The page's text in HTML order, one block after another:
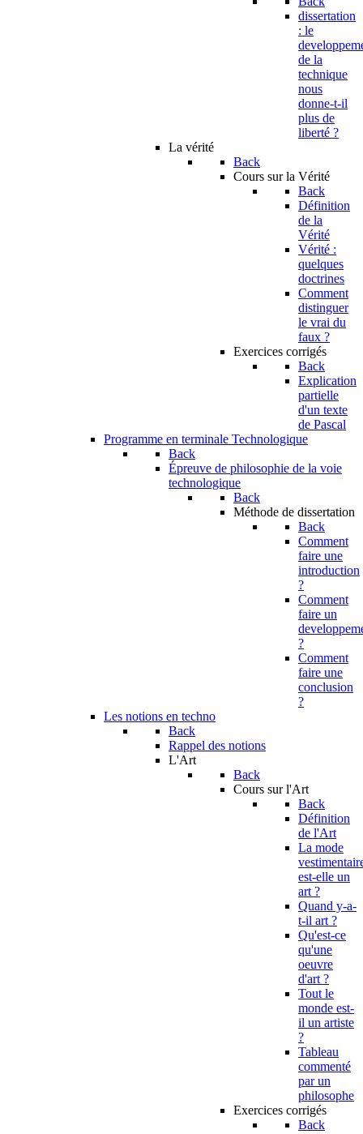
dissertation
: le
de la
technique
nous
donne-t-il
plus de
liberté ?
La vérité
Back
Cours sur la Vérité
Back
Définition
de la
Vérité
Vérité :
quelques
doctrines
Comment
distinguer
le vrai du
faux ?
Exercices corrigés
Back
Explication
partielle
d'un texte
de Pascal
Programme en terminale Technologique
Back
Épreuve de philosophie de la voie
technologique
Back
Méthode de dissertation
Back
Comment
faire une
introduction
?
Comment
faire un
?
Comment
faire une
conclusion
?
Les notions en techno
Back
Rappel des notions
L'Art
Back
Cours sur l'Art
Back
Définition
de l'Art
La mode
est-elle un
art ?
Quand y-a-
t-il art ?
Qu'est-ce
qu'une
oeuvre
d'art ?
Tout le
monde est-
il un artiste
?
Tableau
commenté
par un
philosophe
Exercices corrigés
Back